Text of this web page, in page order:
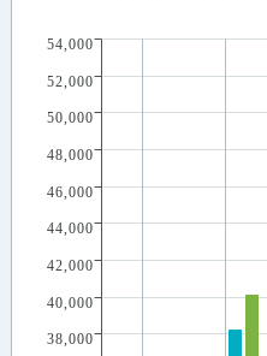
38,000
40,000
42,000
44,000
46,000
48,000
50,000
52,000
54,000